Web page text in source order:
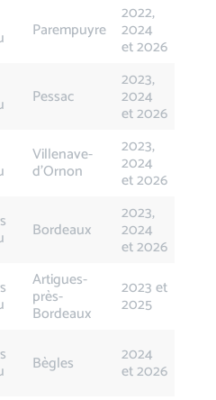
Parempuyre
2022,
2024
et 2026
Pessac
2023,
2024
et 2026
Villenave-
d’Ornon
2023,
2024
et 2026
Bordeaux
2023,
2024
et 2026
Artigues-
près-
Bordeaux
2023 et
2025
Bègles 2024
et 2026